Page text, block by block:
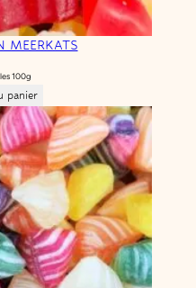
MEERKATS
les 100g
panier